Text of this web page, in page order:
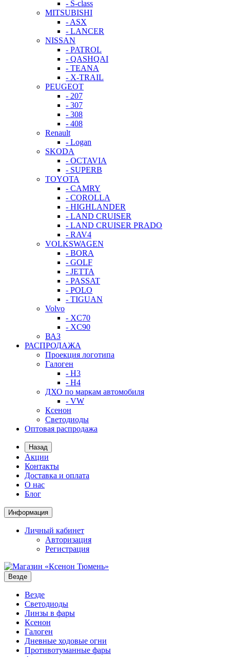
- S-class
MITSUBISHI
- ASX
- LANCER
NISSAN
- PATROL
- QASHQAI
- TEANA
- X-TRAIL
PEUGEOT
- 207
- 307
- 308
- 408
Renault
- Logan
SKODA
- OCTAVIA
- SUPERB
TOYOTA
- CAMRY
- COROLLA
- HIGHLANDER
- LAND CRUISER
- LAND CRUISER PRADO
- RAV4
VOLKSWAGEN
- BORA
- GOLF
- JETTA
- PASSAT
- POLO
- TIGUAN
Volvo
- XC70
- XC90
ВАЗ
РАСПРОДАЖА
Проекция логотипа
Галоген
- H3
- H4
ДХО по маркам автомобиля
- VW
Ксенон
Светодиоды
Оптовая распродажа
Назад
Акции
Контакты
Доставка и оплата
О нас
Блог
Информация
Личный кабинет
Авторизация
Регистрация
Везде
Везде
Светодиоды
Линзы в фары
Ксенон
Галоген
Дневные ходовые огни
Противотуманные фары